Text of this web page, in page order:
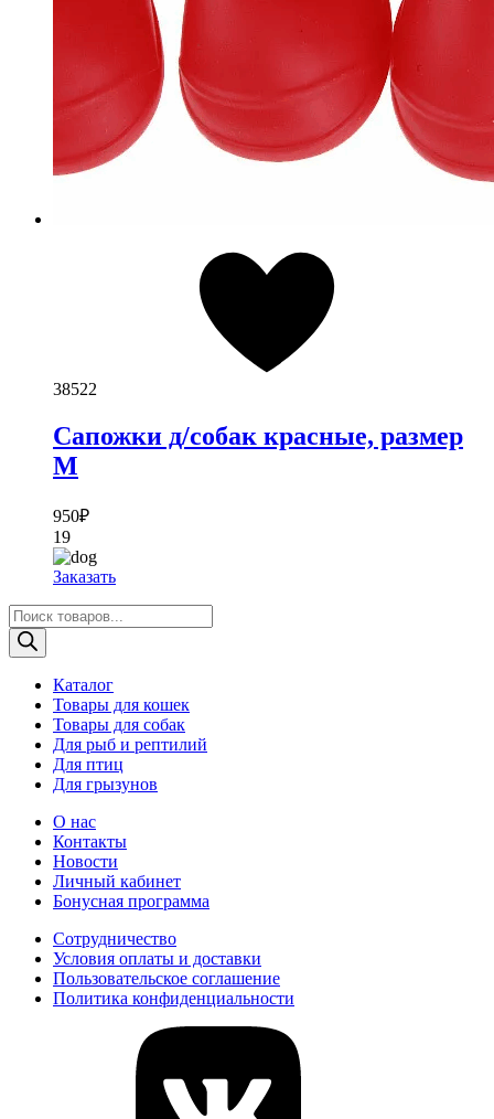
38522
Сапожки д/собак красные, размер
М
950₽
19
Заказать
Поиск
товаров
Каталог
Товары для кошек
Товары для собак
Для рыб и рептилий
Для птиц
Для грызунов
О нас
Контакты
Новости
Личный кабинет
Бонусная программа
Сотрудничество
Условия оплаты и доставки
Пользовательское соглашение
Политика конфиденциальности